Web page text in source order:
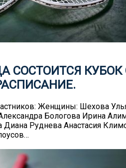
СОСТОИТСЯ
Женщины: Шехова
Бологова Ирина
Диана Руднева Анастасия